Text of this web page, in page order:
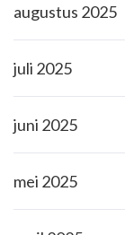
augustus 2025
juli 2025
juni 2025
mei 2025